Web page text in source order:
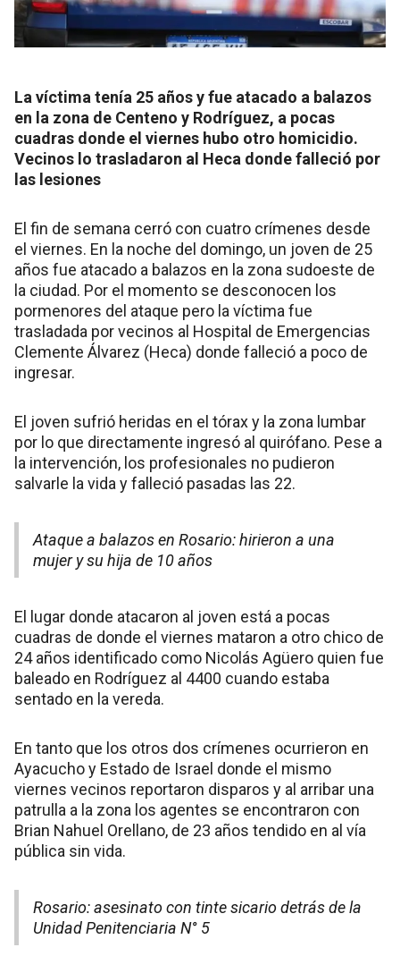
La víctima tenía 25 años y fue atacado a balazos
en la zona de Centeno y Rodríguez, a pocas
cuadras donde el viernes hubo otro homicidio.
Vecinos lo trasladaron al Heca donde falleció por
las lesiones
El fin de semana cerró con cuatro crímenes desde
el viernes. En la noche del domingo, un joven de 25
años fue atacado a balazos en la zona sudoeste de
la ciudad. Por el momento se desconocen los
pormenores del ataque pero la víctima fue
trasladada por vecinos al Hospital de Emergencias
Clemente Álvarez (Heca) donde falleció a poco de
ingresar.
El joven sufrió heridas en el tórax y la zona lumbar
por lo que directamente ingresó al quirófano. Pese a
la intervención, los profesionales no pudieron
salvarle la vida y falleció pasadas las 22.
Ataque a balazos en Rosario: hirieron a una
mujer y su hija de 10 años
El lugar donde atacaron al joven está a pocas
cuadras de donde el viernes mataron a otro chico de
24 años identificado como Nicolás Agüero quien fue
baleado en Rodríguez al 4400 cuando estaba
sentado en la vereda.
En tanto que los otros dos crímenes ocurrieron en
Ayacucho y Estado de Israel donde el mismo
viernes vecinos reportaron disparos y al arribar una
patrulla a la zona los agentes se encontraron con
Brian Nahuel Orellano, de 23 años tendido en al vía
pública sin vida.
Rosario: asesinato con tinte sicario detrás de la
Unidad Penitenciaria N° 5